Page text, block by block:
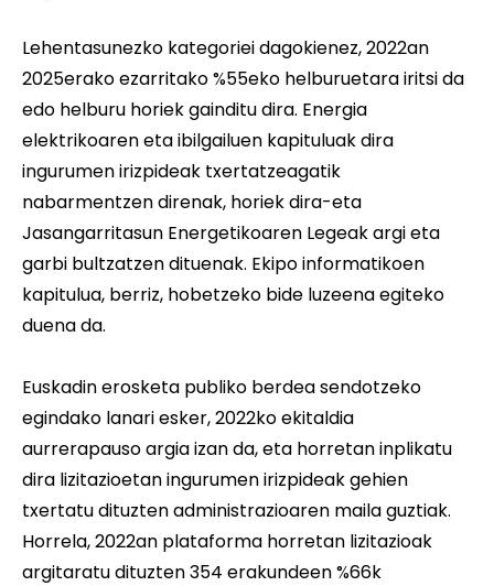
Lehentasunezko kategoriei dagokienez, 2022an
2025erako ezarritako %55eko helburuetara iritsi da
edo helburu horiek gainditu dira. Energia
elektrikoaren eta ibilgailuen kapituluak dira
ingurumen irizpideak txertatzeagatik
nabarmentzen direnak, horiek dira-eta
Jasangarritasun Energetikoaren Legeak argi eta
garbi bultzatzen dituenak. Ekipo informatikoen
kapitulua, berriz, hobetzeko bide luzeena egiteko
duena da.
Euskadin erosketa publiko berdea sendotzeko
egindako lanari esker, 2022ko ekitaldia
aurrerapauso argia izan da, eta horretan inplikatu
dira lizitazioetan ingurumen irizpideak gehien
txertatu dituzten administrazioaren maila guztiak.
Horrela, 2022an plataforma horretan lizitazioak
argitaratu dituzten 354 erakundeen %66k